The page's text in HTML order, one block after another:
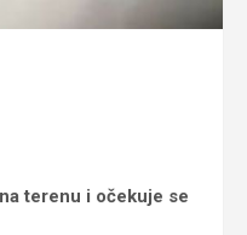
terenu i očekuje se